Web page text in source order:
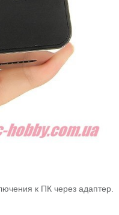
к ПК через адаптер.